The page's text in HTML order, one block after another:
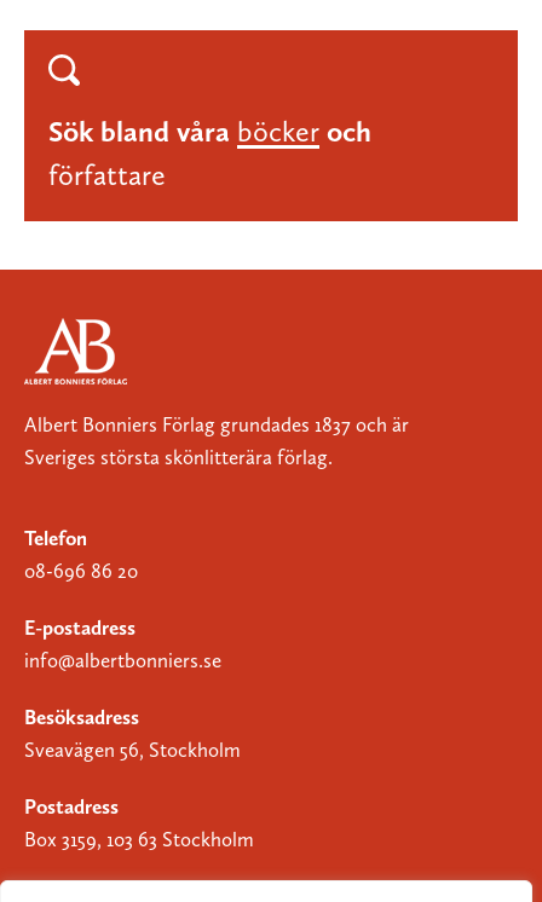
Sök bland våra böcker och
författare
Albert Bonniers Förlag grundades 1837 och är
Sveriges största skönlitterära förlag.
Telefon
08-696 86 20
E-postadress
info@albertbonniers.se
Besöksadress
Sveavägen 56, Stockholm
Postadress
Box 3159, 103 63 Stockholm